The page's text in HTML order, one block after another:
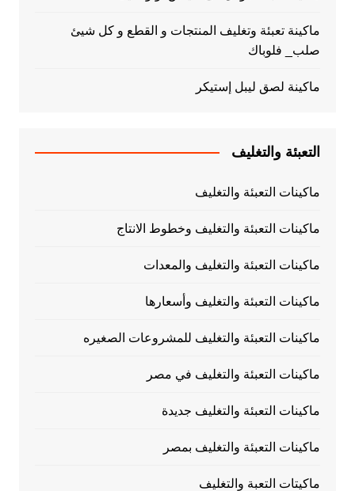
ماكينة تعبئة وتغليف المنتجات و القطع و كل شيئ
صلب_ فلوباك
ماكينة لصق ليبل إستيكر
التعبئة والتغليف
ماكينات التعبئة والتغليف
ماكينات التعبئة والتغليف وخطوط الانتاج
ماكينات التعبئة والتغليف والمعدات
ماكينات التعبئة والتغليف وأسعارها
ماكينات التعبئة والتغليف للمشروعات الصغيره
ماكينات التعبئة والتغليف في مصر
ماكينات التعبئة والتغليف جديدة
ماكينات التعبئة والتغليف بمصر
ماكيتات التعبة والتغليف